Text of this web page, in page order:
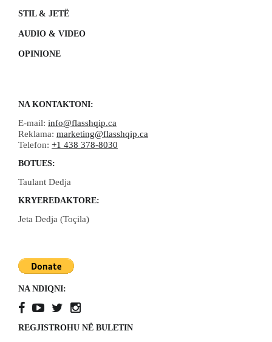
STIL & JETË
AUDIO & VIDEO
OPINIONE
NA KONTAKTONI:
E-mail: info@flasshqip.ca
Reklama: marketing@flasshqip.ca
Telefon: +1 438 378-8030
BOTUES:
Taulant Dedja
KRYEREDAKTORE:
Jeta Dedja (Toçila)
NA NDIQNI:
REGJISTROHU NË BULETIN